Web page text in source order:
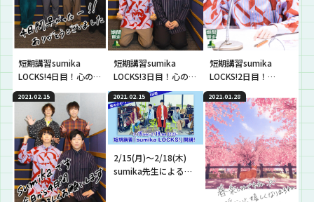
短期講習sumika
LOCKS!4日目！心の隅
に隠れた想いを持つ
生徒に逆電！
短期講習sumika
LOCKS!3日目！心の隅
に隠した想いを持つ
生徒に逆電！
短期講習sumika
LOCKS!2日目！
sumikaの心の住処。
2021.02.15 2021.02.15
2/15(月)〜2/18(木)
sumika先生による短
2021.01.28